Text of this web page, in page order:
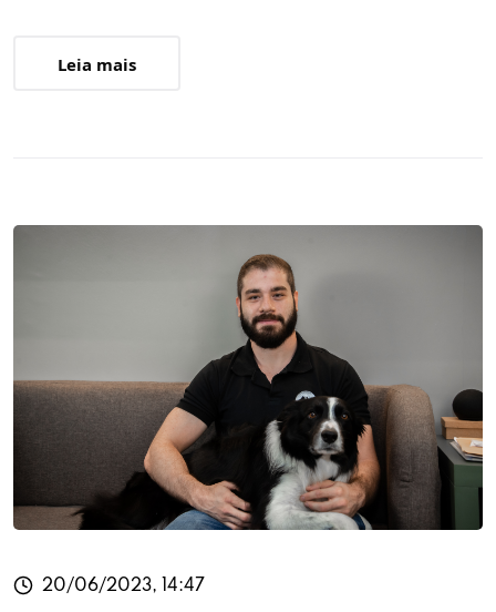
Leia mais
20/06/2023, 14:47